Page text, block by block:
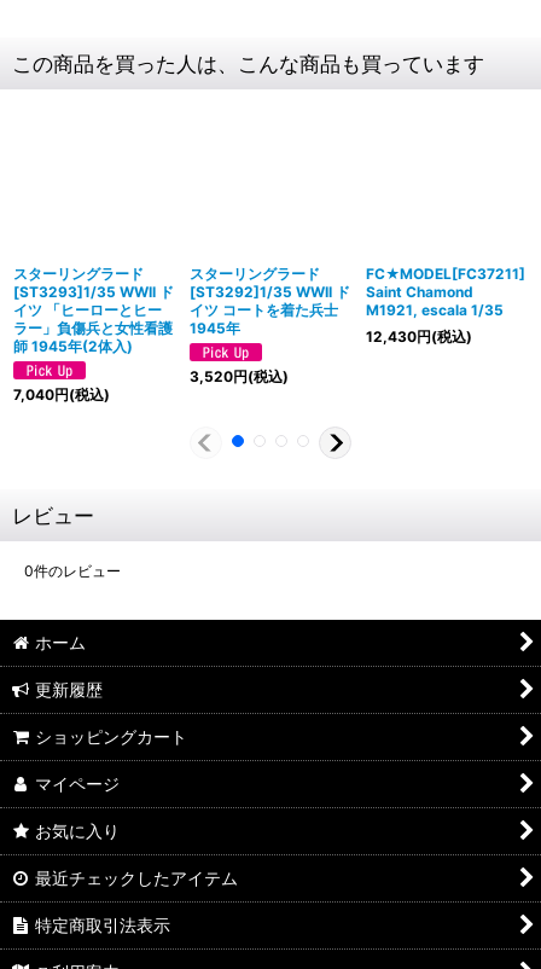
この商品を買った人は、こんな商品も買っています
スターリングラード
[ST3293]1/35 WWII ド
イツ 「ヒーローとヒー
ラー」負傷兵と女性看護
師 1945年(2体入)
7,040円(税込)
スターリングラード
[ST3292]1/35 WWII ド
イツ コートを着た兵士
1945年
3,520円(税込)
FC★MODEL[FC37211]
Saint Chamond
M1921, escala 1/35
12,430円(税込)
レビュー
0件のレビュー
ホーム
更新履歴
ショッピングカート
マイページ
お気に入り
最近チェックしたアイテム
特定商取引法表示